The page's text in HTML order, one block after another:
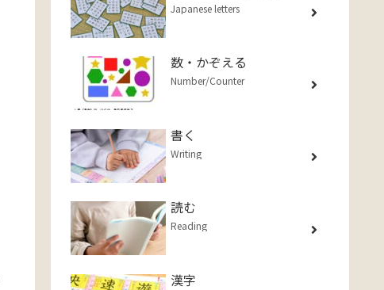
Japanese letters
数・かぞえる
Number/Counter
書く
Writing
読む
Reading
漢字